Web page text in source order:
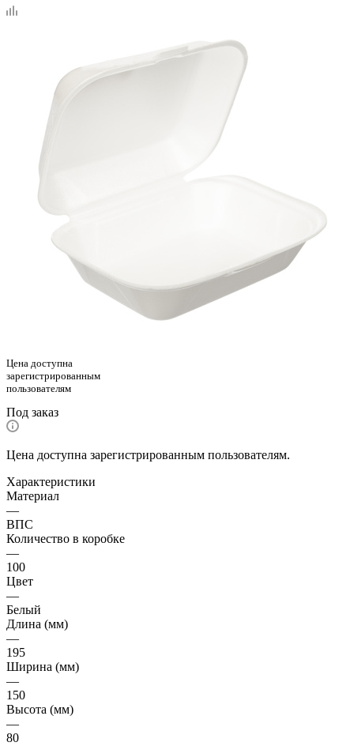
Цена доступна
зарегистрированным
пользователям
Под заказ
Цена доступна зарегистрированным пользователям.
Характеристики
Материал
—
ВПС
Количество в коробке
—
100
Цвет
—
Белый
Длина (мм)
—
195
Ширина (мм)
—
150
Высота (мм)
—
80